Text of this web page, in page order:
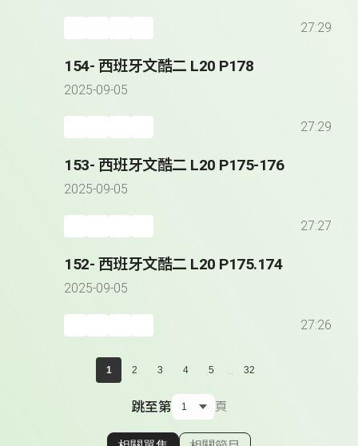
27:29
154- 西班牙文酷二 L20 P178
2025-09-05
27:29
153- 西班牙文酷二 L20 P175-176
2025-09-05
27:27
152- 西班牙文酷二 L20 P175.174
2025-09-05
27:26
1 2 3 4 5 ... 32
跳至第 頁